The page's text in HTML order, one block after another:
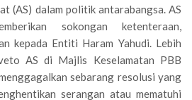
(AS) dalam politik antarabangsa. AS
sokongan ketenteraan,
kepada Entiti Haram Yahudi. Lebih
AS di Majlis Keselamatan PBB
sebarang resolusi yang
serangan atau mematuhi